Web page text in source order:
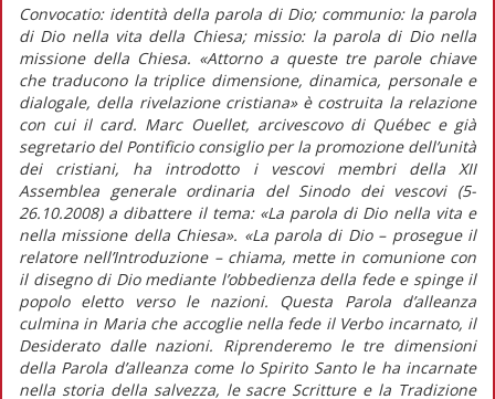
Convocatio: identità della parola di Dio; communio: la parola
di Dio nella vita della Chiesa; missio: la parola di Dio nella
missione della Chiesa. «Attorno a queste tre parole chiave
che traducono la triplice dimensione, dinamica, personale e
dialogale, della rivelazione cristiana» è costruita la relazione
con cui il card. Marc Ouellet, arcivescovo di Québec e già
segretario del Pontificio consiglio per la promozione dell’unità
dei cristiani, ha introdotto i vescovi membri della XII
Assemblea generale ordinaria del Sinodo dei vescovi (5-
26.10.2008) a dibattere il tema: «La parola di Dio nella vita e
nella missione della Chiesa». «La parola di Dio – prosegue il
relatore nell’Introduzione – chiama, mette in comunione con
il disegno di Dio mediante l’obbedienza della fede e spinge il
popolo eletto verso le nazioni. Questa Parola d’alleanza
culmina in Maria che accoglie nella fede il Verbo incarnato, il
Desiderato dalle nazioni. Riprenderemo le tre dimensioni
della Parola d’alleanza come lo Spirito Santo le ha incarnate
nella storia della salvezza, le sacre Scritture e la Tradizione